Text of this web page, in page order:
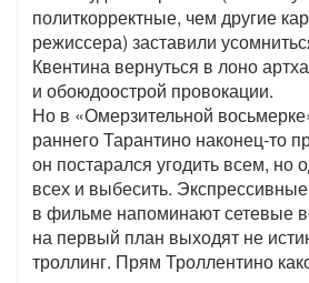
политкорректные, чем другие
режиссера) заставили
Квентина вернуться в лоно
и обоюдоострой провокации.
Но в «Омерзительной
раннего Тарантино наконец-то
он постарался угодить всем, но
всех и выбесить.
в фильме напоминают сетевые
на первый план выходят не
троллинг. Прям Троллентино